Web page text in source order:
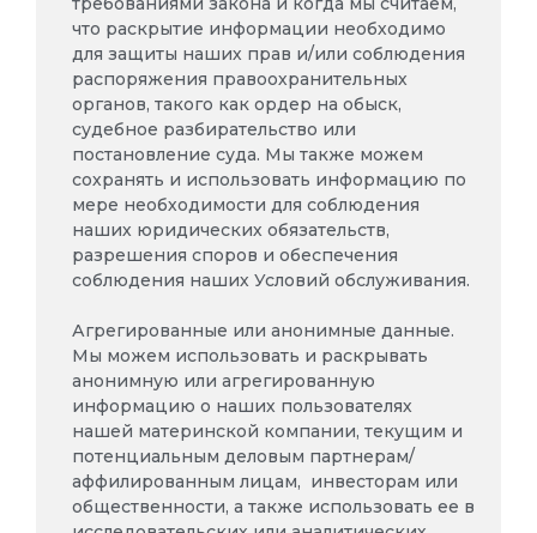
что раскрытие информации необходимо
для защиты наших прав и/или соблюдения
распоряжения правоохранительных
органов, такого как ордер на обыск,
судебное разбирательство или
постановление суда. Мы также можем
сохранять и использовать информацию по
мере необходимости для соблюдения
наших юридических обязательств,
разрешения споров и обеспечения
соблюдения наших Условий обслуживания.
Агрегированные или анонимные данные.
Мы можем использовать и раскрывать
анонимную или агрегированную
информацию о наших пользователях
нашей материнской компании, текущим и
потенциальным деловым партнерам/
аффилированным лицам, инвесторам или
общественности, а также использовать ее в